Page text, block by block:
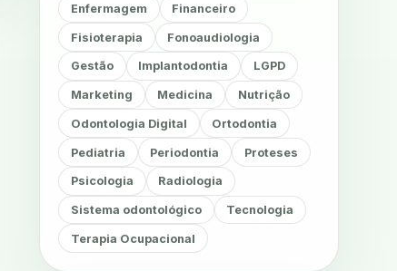
Enfermagem Financeiro
Fisioterapia Fonoaudiologia
Gestão Implantodontia LGPD
Marketing Medicina Nutrição
Odontologia Digital Ortodontia
Pediatria Periodontia Proteses
Psicologia Radiologia
Sistema odontológico Tecnologia
Terapia Ocupacional